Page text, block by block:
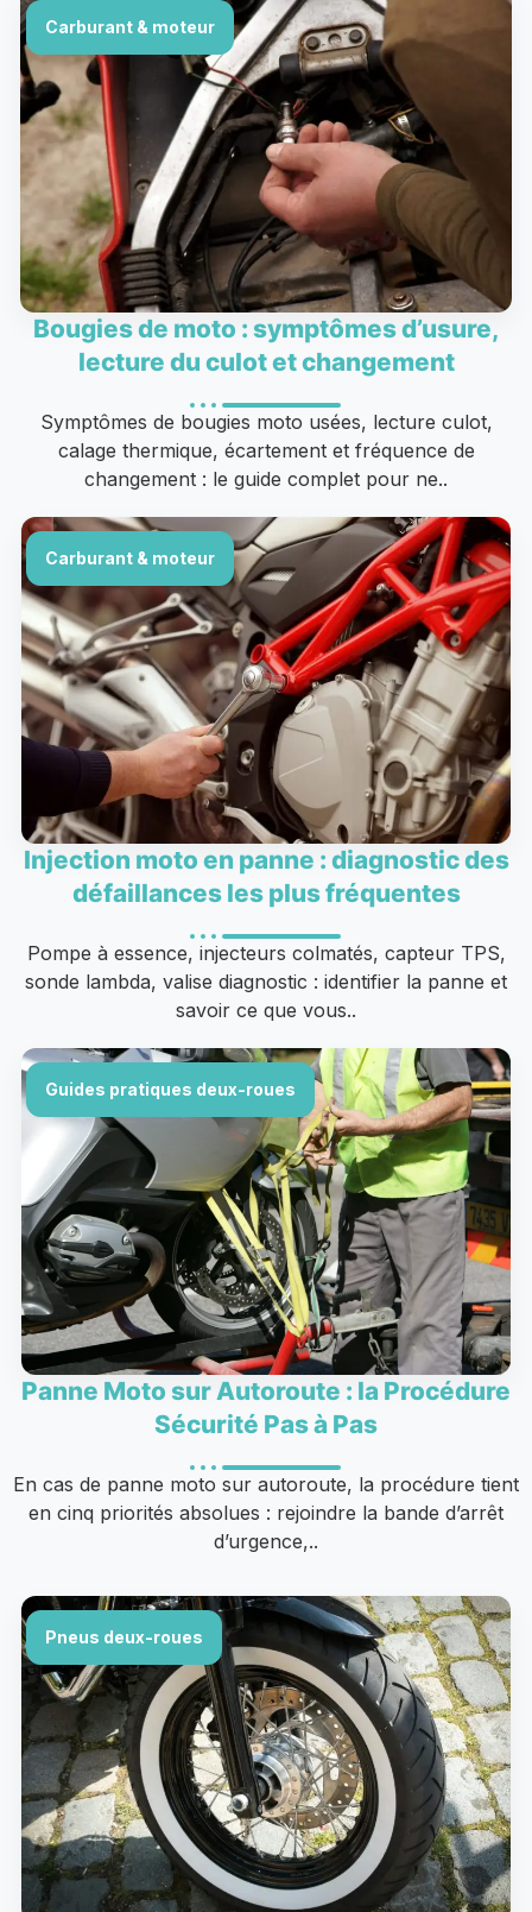
Carburant & moteur
Bougies de moto : symptômes d’usure,
lecture du culot et changement
Symptômes de bougies moto usées, lecture culot,
calage thermique, écartement et fréquence de
changement : le guide complet pour ne..
Carburant & moteur
Injection moto en panne : diagnostic des
défaillances les plus fréquentes
Pompe à essence, injecteurs colmatés, capteur TPS,
sonde lambda, valise diagnostic : identifier la panne et
savoir ce que vous..
Guides pratiques deux-roues
Panne Moto sur Autoroute : la Procédure
Sécurité Pas à Pas
En cas de panne moto sur autoroute, la procédure tient
en cinq priorités absolues : rejoindre la bande d’arrêt
d’urgence,..
Pneus deux-roues